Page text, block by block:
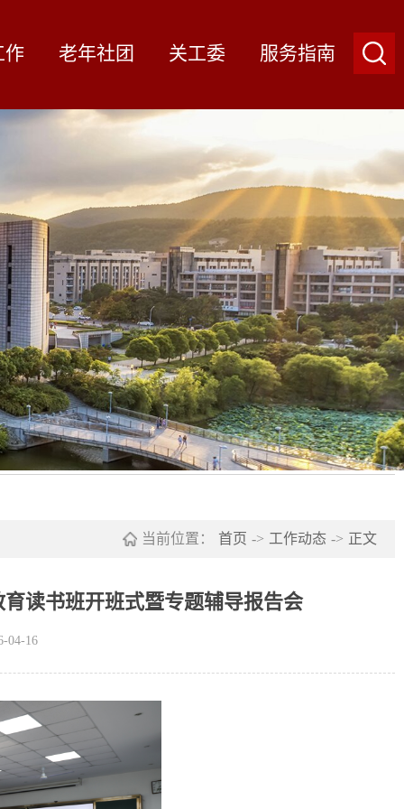
作 老年社团 关工委 服务指南
当前位置： 首页 -> 工作动态 -> 正文
读书班开班式暨专题辅导报告会
04-16